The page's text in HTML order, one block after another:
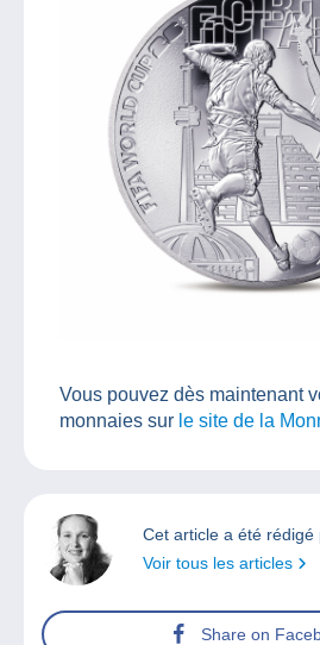
Vous pouvez dès maintenant
monnaies sur le site de la
Cet article a été rédigé
Voir tous les articles
Share on